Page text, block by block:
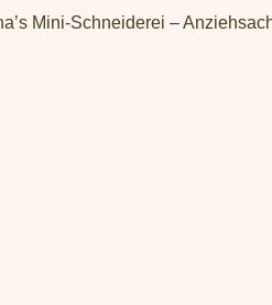
Mini-Schneiderei –